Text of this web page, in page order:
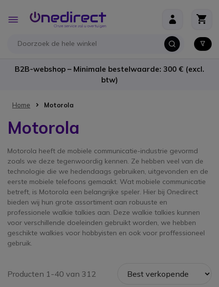
Toggle
Nav
B2B-webshop – Minimale bestelwaarde: 300 € (excl.
btw)
Home Motorola
Motorola
Motorola heeft de mobiele communicatie-industrie gevormd
zoals we deze tegenwoordig kennen. Ze hebben veel van de
technologie die we hedendaags gebruiken, uitgevonden en de
eerste mobiele telefoons gemaakt. Wat mobiele communicatie
betreft, is Motorola een belangrijke speler. Hier bij Onedirect
bieden wij hun grote assortiment aan robuuste en
professionele walkie talkies aan. Deze walkie talkies kunnen
voor verschillende doeleinden gebruikt worden, we hebben
geschikte walkies voor hobbyisten en ook voor proffessioneel
gebruik.
Producten 1-40 van 312